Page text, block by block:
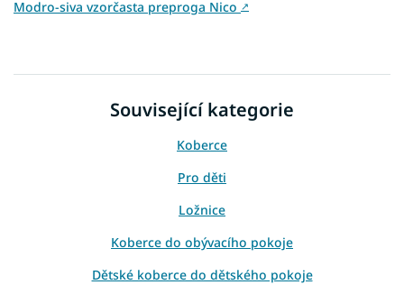
Modro-siva vzorčasta preproga Nico ↗
Související kategorie
Koberce
Pro děti
Ložnice
Koberce do obývacího pokoje
Dětské koberce do dětského pokoje